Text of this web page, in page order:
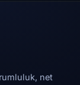
net